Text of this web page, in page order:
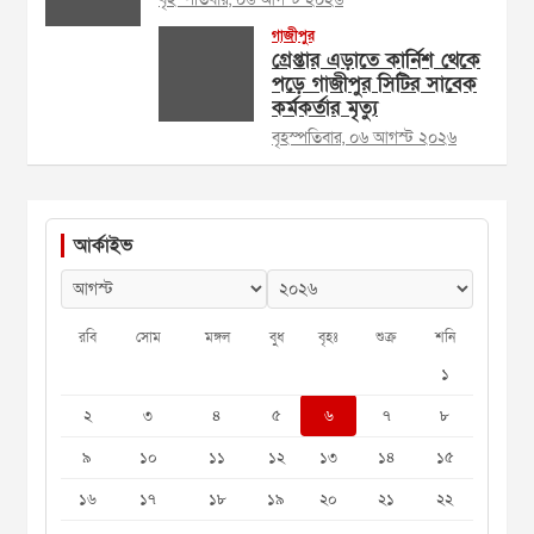
গাজীপুর
গ্রেপ্তার এড়াতে কার্নিশ থেকে
পড়ে গাজীপুর সিটির সাবেক
কর্মকর্তার মৃত্যু
বৃহস্পতিবার, ০৬ আগস্ট ২০২৬
আর্কাইভ
রবি সোম মঙ্গল বুধ বৃহঃ শুক্র শনি
১
২
৩ ৪ ৫ ৬ ৭
৮
৯
১০ ১১ ১২ ১৩ ১৪
১৫
১৬
১৭ ১৮ ১৯ ২০ ২১
২২